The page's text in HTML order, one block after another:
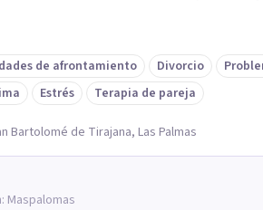
de afrontamiento Divorcio
Estrés Terapia de pareja
Bartolomé de Tirajana, Las Palmas
Maspalomas